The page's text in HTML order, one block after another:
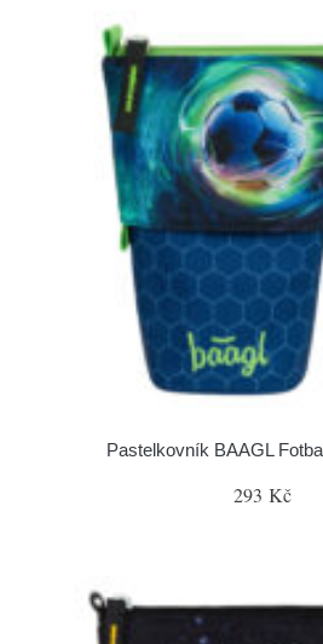
Pastelkovník BAAGL
293 Kč